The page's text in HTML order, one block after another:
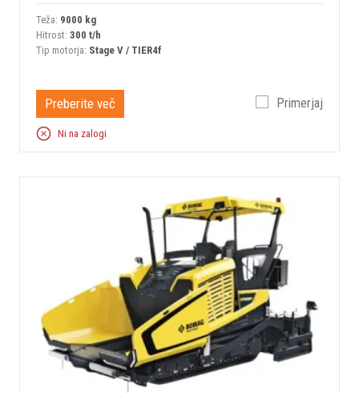
Teža: 9000 kg
Hitrost: 300 t/h
Tip motorja: Stage V / TIER4f
Preberite več Primerjaj
Ni na zalogi